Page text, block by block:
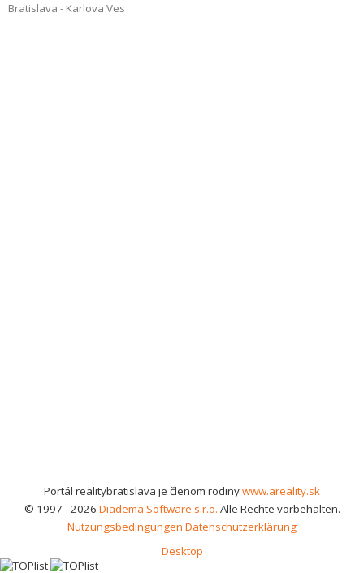
Bratislava - Karlova Ves
Portál realitybratislava je členom rodinywww.areality.sk
© 1997 - 2026 Diadema Software s.r.o. Alle Rechte vorbehalten.
Nutzungsbedingungen Datenschutzerklärung
Desktop